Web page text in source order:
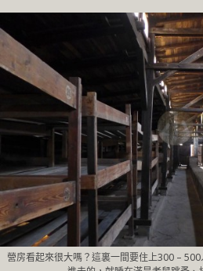
營房看起來很大嗎？這裏一間要住上300 –